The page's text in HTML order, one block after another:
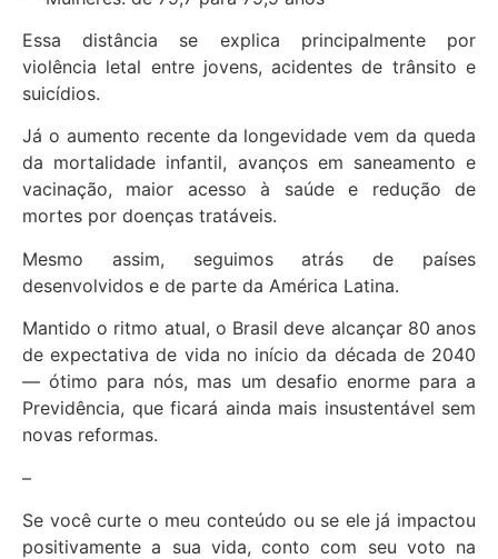
Essa distância se explica principalmente por
violência letal entre jovens, acidentes de trânsito e
suicídios.
Já o aumento recente da longevidade vem da queda
da mortalidade infantil, avanços em saneamento e
vacinação, maior acesso à saúde e redução de
mortes por doenças tratáveis.
Mesmo assim, seguimos atrás de países
desenvolvidos e de parte da América Latina.
Mantido o ritmo atual, o Brasil deve alcançar 80 anos
de expectativa de vida no início da década de 2040
— ótimo para nós, mas um desafio enorme para a
Previdência, que ficará ainda mais insustentável sem
novas reformas.
–
Se você curte o meu conteúdo ou se ele já impactou
positivamente a sua vida, conto com seu voto na